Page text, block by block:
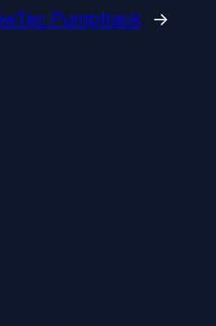
Pumptrack →